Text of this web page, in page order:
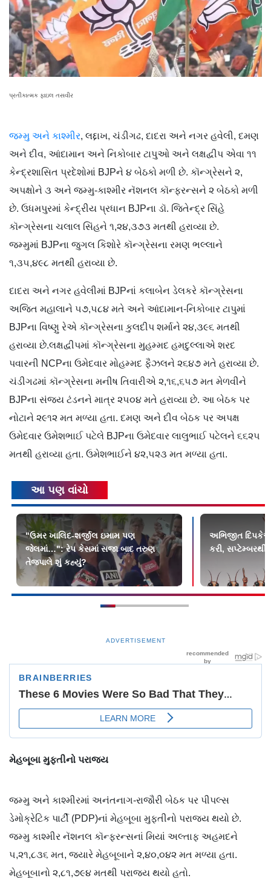
પ્રતીકાત્મક ફાઇલ તસવીર
જમ્મુ અને કાશ્મીર, લદ્દાખ, ચંડીગઢ, દાદરા અને નગર હવેલી, દમણ
અને દીવ, આંદામાન અને નિકોબાર ટાપુઓ અને લક્ષદ્વીપ એવા ૧૧
કેન્દ્રશાસિત પ્રદેશોમાં BJPને ૪ બેઠકો મળી છે. કૉન્ગ્રેસને ૨,
અપક્ષોને ૩ અને જમ્મુ-કાશ્મીર નૅશનલ કૉન્ફરન્સને ૨ બેઠકો મળી
છે. ઉધમપુરમાં કેન્દ્રીય પ્રધાન BJPના ડૉ. જિતેન્દ્ર સિંહે
કૉન્ગ્રેસના ચલાલ સિંહને ૧,૨૪,૩૭૩ મતથી હરાવ્યા છે.
જમ્મુમાં BJPના જુગલ કિશોરે કૉન્ગ્રેસના રમણ ભલ્લાને
૧,૩૫,૪૯૮ મતથી હરાવ્યા છે.
દાદરા અને નગર હવેલીમાં BJPનાં કલાબેન ડેલકરે કૉન્ગ્રેસના
અજિત મહાલાને ૫૭,૫૮૪ મતે અને આંદામાન-નિકોબાર ટાપુમાં
BJPના વિષ્ણુ રેએ કૉન્ગ્રેસના કુલદીપ શર્માને ૨૪,૩૯૬ મતથી
હરાવ્યા છે.લક્ષદ્વીપમાં કૉન્ગ્રેસના મુહમ્મદ હમદુલ્લાએ શરદ
પવારની NCPના ઉમેદવાર મોહમ્મદ ફૈઝલને ૨૬૪૭ મતે હરાવ્યા છે.
ચંડીગઢમાં કૉન્ગ્રેસના મનીષ તિવારીએ ૨,૧૬,૬૫૭ મત મેળવીને
BJPના સંજય ટંડનને માત્ર ૨૫૦૪ મતે હરાવ્યા છે. આ બેઠક પર
નોટાને ૨૯૧૨ મત મળ્યા હતા. દમણ અને દીવ બેઠક પર અપક્ષ
ઉમેદવાર ઉમેશભાઈ પટેલે BJPના ઉમેદવાર લાલુભાઈ પટેલને ૬૬૨૫
મતથી હરાવ્યા હતા. ઉમેશભાઈને ૪૨,૫૨૩ મત મળ્યા હતા.
આ પણ વાંચો
"ઉમર ખાલિદ-શર્જીલ ઇમામ પણ
જેલમાં…": રેપ કેસમાં સજા બાદ તરુણ
તેજપાલે શું કહ્યું?
અભિજીત દિપકેએ
કરી,
ADVERTISEMENT
મેહબૂબા મુફ્તીનો પરાજય
જમ્મુ અને કાશ્મીરમાં અનંતનાગ-રાજૌરી બેઠક પર પીપલ્સ
ડેમોક્રેટિક પાર્ટી (PDP)નાં મેહબૂબા મુફ્તીનો પરાજય થયો છે.
જમ્મુ કાશ્મીર નૅશનલ કૉન્ફરન્સનાં મિયાં અલ્તાફ અહમદને
૫,૨૧,૮૩૬ મત, જ્યારે મેહબૂબાને ૨,૪૦,૦૪૨ મત મળ્યા હતા.
મેહબૂબાનો ૨,૮૧,૭૯૪ મતથી પરાજય થયો હતો.